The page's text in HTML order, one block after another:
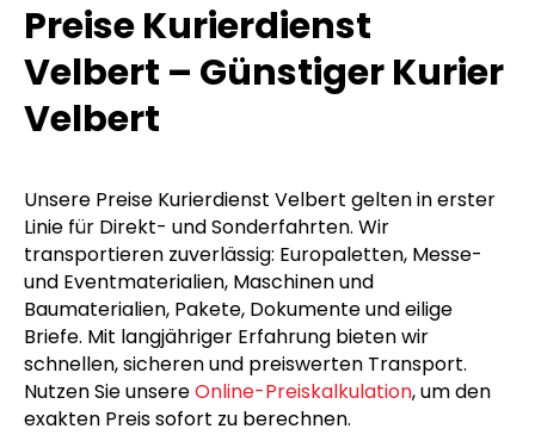
Preise Kurierdienst
Velbert – Günstiger Kurier
Velbert
Unsere Preise Kurierdienst Velbert gelten in erster
Linie für Direkt- und Sonderfahrten. Wir
transportieren zuverlässig: Europaletten, Messe-
und Eventmaterialien, Maschinen und
Baumaterialien, Pakete, Dokumente und eilige
Briefe. Mit langjähriger Erfahrung bieten wir
schnellen, sicheren und preiswerten Transport.
Nutzen Sie unsereOnline-Preiskalkulation, um den
exakten Preis sofort zu berechnen.